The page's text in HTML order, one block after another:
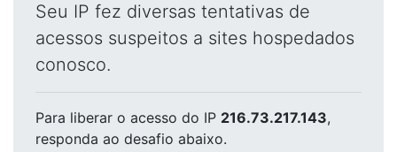
Seu IP fez diversas tentativas de
acessos suspeitos a sites hospedados
conosco.
Para liberar o acesso do IP 216.73.217.143,
responda ao desafio abaixo.